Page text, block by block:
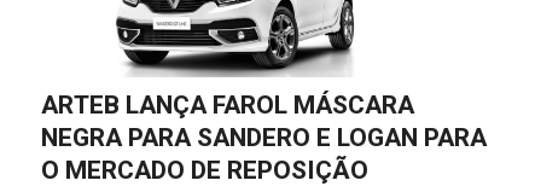
ARTEB LANÇA FAROL MÁSCARA
NEGRA PARA SANDERO E LOGAN PARA
O MERCADO DE REPOSIÇÃO